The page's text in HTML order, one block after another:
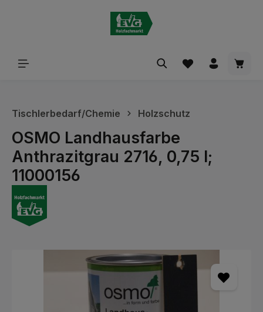
Tischlerbedarf/Chemie Holzschutz
OSMO Landhausfarbe
Anthrazitgrau 2716, 0,75 l;
11000156
Bildergalerie überspringen